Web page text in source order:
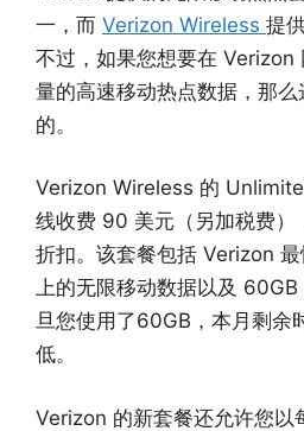
一，而 Verizon Wireless 提
不过，如果您想要在 Verizon
量的高速移动热点数据，那
的。
Verizon Wireless 的
线收费 90 美元（另加税费）
折扣。该套餐包括 Verizon
上的无限移动数据以及
旦您使用了60GB，本月剩余
低。
Verizon 的新套餐还允许您以